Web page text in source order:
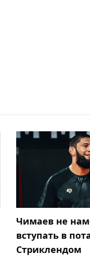
Чимаев не
вступать в
Стриклендом